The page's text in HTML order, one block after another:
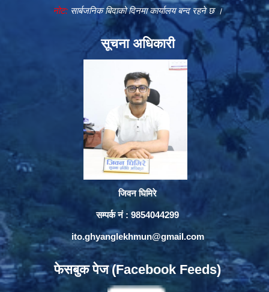
नोट:सार्बजनिक बिदाको दिनमा कार्यालय बन्द रहने छ ।
सूचना अधिकारी
जिवन घिमिरे
सम्पर्क नं : 9854044299
ito.ghyanglekhmun@gmail.com
फेसबुक पेज (Facebook Feeds)